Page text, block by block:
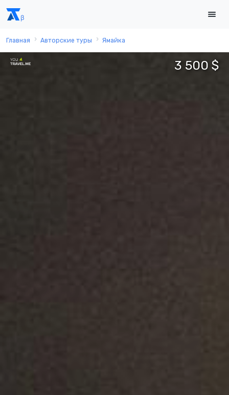
Главная Авторские туры Ямайка
3 500 $